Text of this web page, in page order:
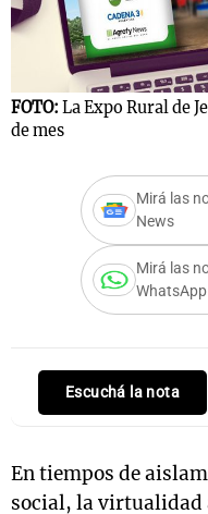
FOTO: La Expo Rural de
de mes
Mirá las
News
Mirá las
WhatsApp
Escuchá la nota
En tiempos de
social, la
Mundial